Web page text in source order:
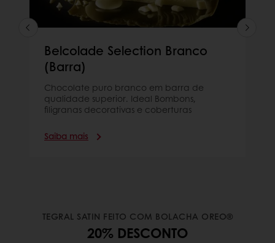
Belcolade Selection Branco
(Barra)
Chocolate puro branco em barra de
qualidade superior. Ideal Bombons,
filigranas decorativas e coberturas
Saiba mais
TEGRAL SATIN FEITO COM BOLACHA OREO®
20% DESCONTO